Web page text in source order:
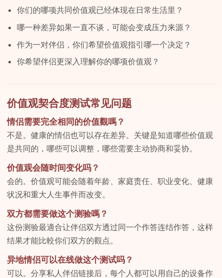
你们的哪项共同价值观已经体现在日常生活里？
哪一种差异如果一直不谈，可能会变成压力来源？
作为一对伴侣，你们希望价值观指引哪一个决定？
你希望伴侣更深入理解你的哪项价值观？
价值观契合度测试常见问题
情侣需要完全相同的价值觀嗎？
不是。健康的情侣也可以存在差异。关键是知道哪些价值观
是共同的，哪些可以调整，哪些需要主动协商和妥协。
价值观会随时间变化吗？
会的。价值观可能会随着年龄、家庭责任、职业变化、健康
状况和重大人生事件而改变。
双方都需要做这个测验嗎？
这份测验最適合让伴侣双方透过同一个作答连结作答，这样
结果才能比較你们双方的觀点。
异地情侣可以在线做这个测试吗？
可以。分享私人伴侣链接后，每个人都可以用自己的设备作